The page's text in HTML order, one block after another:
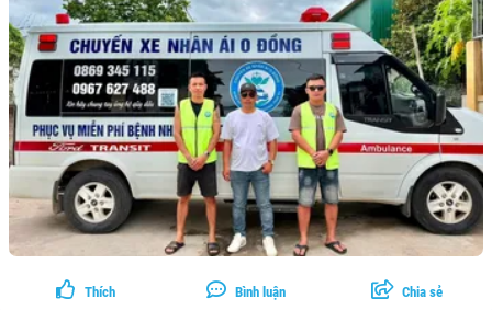
Thích Bình luận Chia sẻ